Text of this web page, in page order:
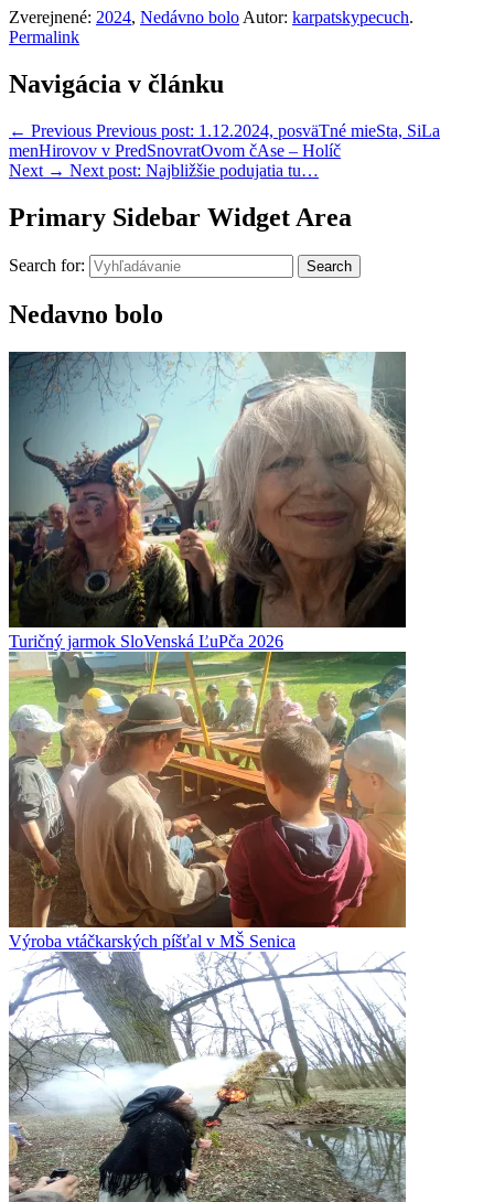
Zverejnené: 2024, Nedávno bolo Autor: karpatskypecuch.
Permalink
Navigácia v článku
← Previous Previous post: 1.12.2024, posväTné mieSta, SiLa
menHirovov v PredSnovratOvom čAse – Holíč
Next → Next post: Najbližšie podujatia tu…
Primary Sidebar Widget Area
Search for: Search
Nedavno bolo
Turičný jarmok SloVenská ĽuPča 2026
Výroba vtáčkarských píšťal v MŠ Senica